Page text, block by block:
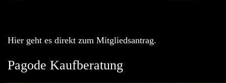
Hier geht es direkt zum Mitgliedsantrag.
Pagode Kaufberatung